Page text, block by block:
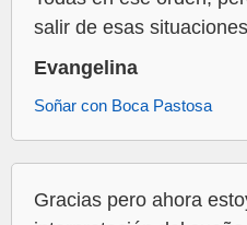
salir de esas
Evangelina
Soñar con Boca Pastosa
Gracias pero ahora